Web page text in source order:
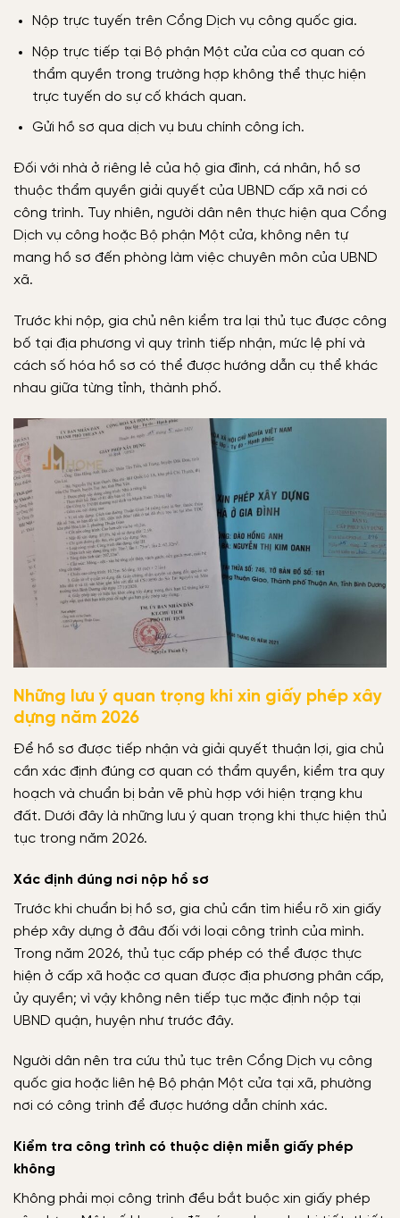
Nộp trực tuyến trên Cổng Dịch vụ công quốc gia.
Nộp trực tiếp tại Bộ phận Một cửa của cơ quan có
thẩm quyền trong trường hợp không thể thực hiện
trực tuyến do sự cố khách quan.
Gửi hồ sơ qua dịch vụ bưu chính công ích.
Đối với nhà ở riêng lẻ của hộ gia đình, cá nhân, hồ sơ
thuộc thẩm quyền giải quyết của UBND cấp xã nơi có
công trình. Tuy nhiên, người dân nên thực hiện qua Cổng
Dịch vụ công hoặc Bộ phận Một cửa, không nên tự
mang hồ sơ đến phòng làm việc chuyên môn của UBND
xã.
Trước khi nộp, gia chủ nên kiểm tra lại thủ tục được công
bố tại địa phương vì quy trình tiếp nhận, mức lệ phí và
cách số hóa hồ sơ có thể được hướng dẫn cụ thể khác
nhau giữa từng tỉnh, thành phố.
Những lưu ý quan trọng khi xin giấy phép xây
dựng năm 2026
Để hồ sơ được tiếp nhận và giải quyết thuận lợi, gia chủ
cần xác định đúng cơ quan có thẩm quyền, kiểm tra quy
hoạch và chuẩn bị bản vẽ phù hợp với hiện trạng khu
đất. Dưới đây là những lưu ý quan trọng khi thực hiện thủ
tục trong năm 2026.
Xác định đúng nơi nộp hồ sơ
Trước khi chuẩn bị hồ sơ, gia chủ cần tìm hiểu rõ xin giấy
phép xây dựng ở đâu đối với loại công trình của mình.
Trong năm 2026, thủ tục cấp phép có thể được thực
hiện ở cấp xã hoặc cơ quan được địa phương phân cấp,
ủy quyền; vì vậy không nên tiếp tục mặc định nộp tại
UBND quận, huyện như trước đây.
Người dân nên tra cứu thủ tục trên Cổng Dịch vụ công
quốc gia hoặc liên hệ Bộ phận Một cửa tại xã, phường
nơi có công trình để được hướng dẫn chính xác.
Kiểm tra công trình có thuộc diện miễn giấy phép
không
Không phải mọi công trình đều bắt buộc xin giấy phép